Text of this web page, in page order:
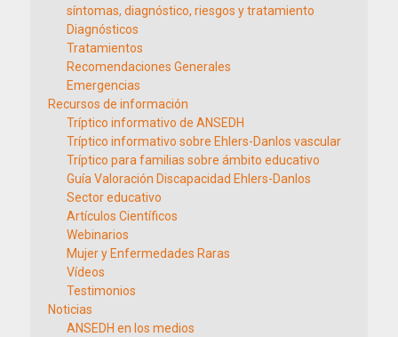
síntomas, diagnóstico, riesgos y tratamiento
Diagnósticos
Tratamientos
Recomendaciones Generales
Emergencias
Recursos de información
Tríptico informativo de ANSEDH
Tríptico informativo sobre Ehlers-Danlos vascular
Tríptico para familias sobre ámbito educativo
Guía Valoración Discapacidad Ehlers-Danlos
Sector educativo
Artículos Científicos
Webinarios
Mujer y Enfermedades Raras
Vídeos
Testimonios
Noticias
ANSEDH en los medios